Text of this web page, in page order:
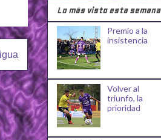
Lo más visto esta semana
Premio a la
insistencia
Volver al
triunfo, la
prioridad